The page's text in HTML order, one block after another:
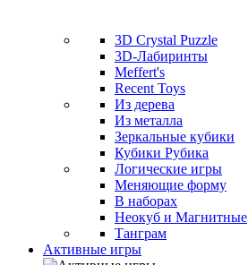
3D Crystal Puzzle
3D-Лабиринты
Meffert's
Recent Toys
Из дерева
Из металла
Зеркальные кубики
Кубики Рубика
Логические игры
Меняющие форму
В наборах
Неокуб и Магнитные
Танграм
Активные игры